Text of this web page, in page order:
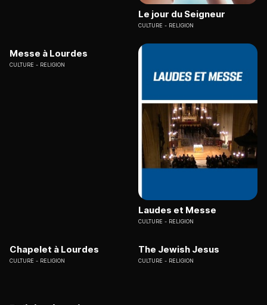
Le jour du Seigneur
CULTURE RELIGION
Messe à Lourdes
CULTURE RELIGION
Laudes et Messe
CULTURE RELIGION
Chapelet à Lourdes
CULTURE RELIGION
The Jewish Jesus
CULTURE RELIGION